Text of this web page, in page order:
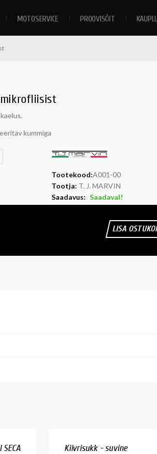
MOTOSERVICE PROOVISÕIT
mikrofliisist
kummiga
Tootekood:A001-00
Tootja: T. J. MARVIN
Saadavus: Saadaval!
LISA
Kiivrisukk - suvine